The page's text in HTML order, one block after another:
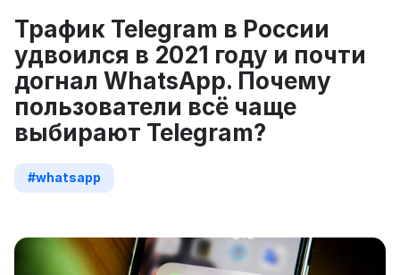
Трафик Telegram в России
удвоился в 2021 году и почти
догнал WhatsApp. Почему
пользователи всё чаще
выбирают Telegram?
#whatsapp